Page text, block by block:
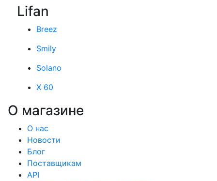
Lifan
Breez
Smily
Solano
X 60
О магазине
О нас
Новости
Блог
Поставщикам
API